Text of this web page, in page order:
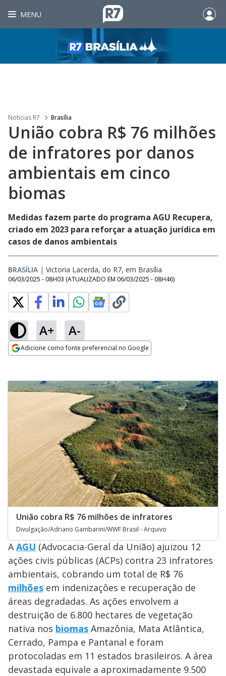
MENU
Noticias R7 Brasília
União cobra R$ 76 milhões
de infratores por danos
ambientais em cinco
biomas
Medidas fazem parte do programa AGU Recupera,
criado em 2023 para reforçar a atuação jurídica em
casos de danos ambientais
BRASÍLIA | Victoria Lacerda, do R7, em Brasília
06/03/2025 - 08H03 (ATUALIZADO EM 06/03/2025 - 08H46)
A+ A-
Adicione como fonte preferencial no Google
União cobra R$ 76 milhões de infratores
Divulgação/Adriano Gambarini/WWF Brasil - Arquivo
A AGU (Advocacia-Geral da União) ajuizou 12
ações civis públicas (ACPs) contra 23 infratores
ambientais, cobrando um total de R$ 76
milhões em indenizações e recuperação de
áreas degradadas. As ações envolvem a
destruição de 6.800 hectares de vegetação
nativa nos biomas Amazônia, Mata Atlântica,
Cerrado, Pampa e Pantanal e foram
protocoladas em 11 estados brasileiros. A área
devastada equivale a aproximadamente 9.500